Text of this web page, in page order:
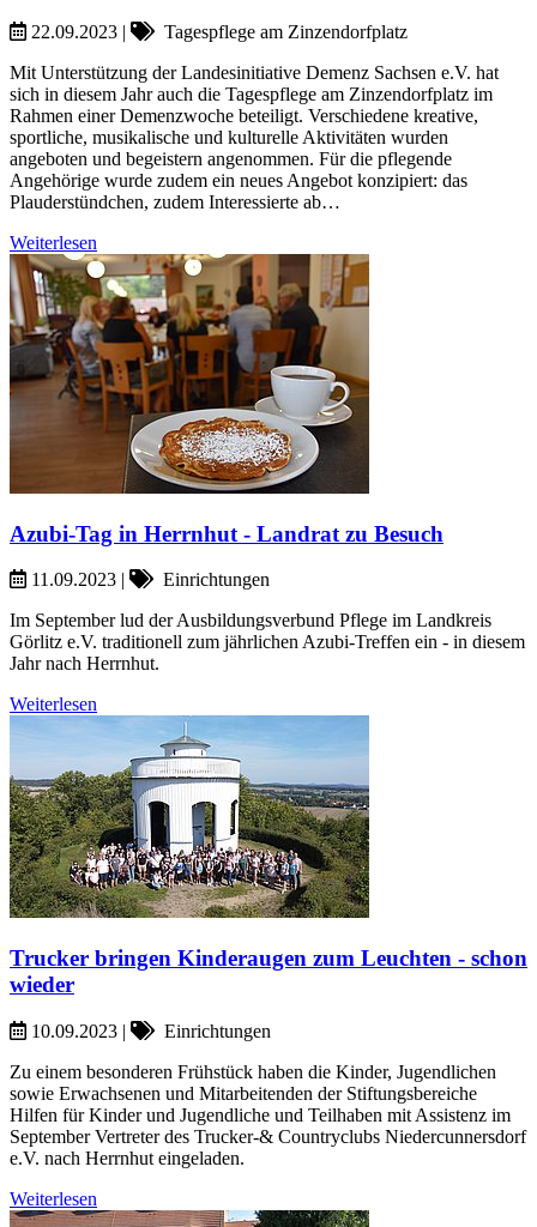
22.09.2023 |
Tagespflege am Zinzendorfplatz
Mit Unterstützung der Landesinitiative Demenz Sachsen e.V. hat
sich in diesem Jahr auch die Tagespflege am Zinzendorfplatz im
Rahmen einer Demenzwoche beteiligt. Verschiedene kreative,
sportliche, musikalische und kulturelle Aktivitäten wurden
angeboten und begeistern angenommen. Für die pflegende
Angehörige wurde zudem ein neues Angebot konzipiert: das
Plauderstündchen, zudem Interessierte ab…
Weiterlesen
Azubi-Tag in Herrnhut - Landrat zu Besuch
11.09.2023
Einrichtungen
Im September lud der Ausbildungsverbund Pflege im Landkreis
Görlitz e.V. traditionell zum jährlichen Azubi-Treffen ein - in diesem
Jahr nach Herrnhut.
Weiterlesen
Trucker bringen Kinderaugen zum Leuchten - schon
wieder
10.09.2023 |
Einrichtungen
Zu einem besonderen Frühstück haben die Kinder, Jugendlichen
sowie Erwachsenen und Mitarbeitenden der Stiftungsbereiche
Hilfen für Kinder und Jugendliche und Teilhaben mit Assistenz im
September Vertreter des Trucker-& Countryclubs Niedercunnersdorf
e.V. nach Herrnhut eingeladen.
Weiterlesen